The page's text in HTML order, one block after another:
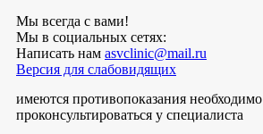
Мы всегда с вами!
Мы в социальных сетях:
Написать нам asvclinic@mail.ru
Версия для слабовидящих
имеются противопоказания необходимо
проконсультироваться у специалиста